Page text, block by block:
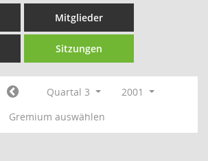
Mitglieder
Sitzungen
Quartal 3
2001
Gremium auswählen